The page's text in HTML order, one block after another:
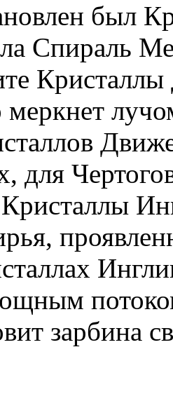
был
Спираль
меркнет
для
Кристаллы
зарбина